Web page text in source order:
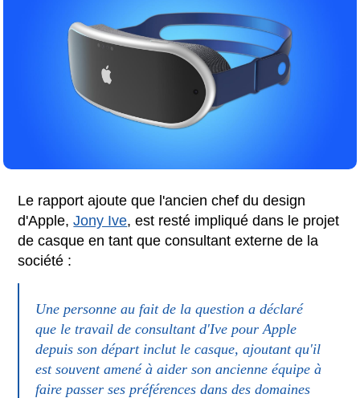
Le rapport ajoute que l'ancien chef du design
d'Apple,Jony Ive, est resté impliqué dans le projet
de casque en tant que consultant externe de la
société :
Une personne au fait de la question a déclaré
que le travail de consultant d'Ive pour Apple
depuis son départ inclut le casque, ajoutant qu'il
est souvent amené à aider son ancienne équipe à
faire passer ses préférences dans des domaines